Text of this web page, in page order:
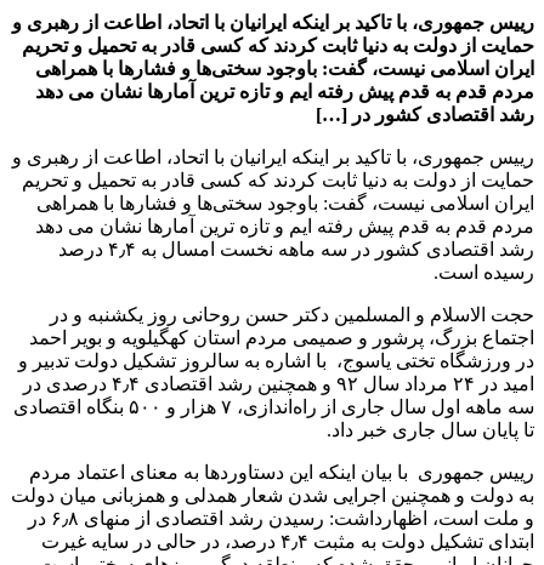
رییس جمهوری، با تاکید بر اینکه ایرانیان با اتحاد، اطاعت از رهبری و
حمایت از دولت به دنیا ثابت کردند که کسی قادر به تحمیل و تحریم
ایران اسلامی نیست، گفت: باوجود سختی‌ها و فشارها با همراهی
مردم قدم به قدم پیش رفته ایم و تازه ترین آمارها نشان می دهد
رشد اقتصادی کشور در […]
رییس جمهوری، با تاکید بر اینکه ایرانیان با اتحاد، اطاعت از رهبری و
حمایت از دولت به دنیا ثابت کردند که کسی قادر به تحمیل و تحریم
ایران اسلامی نیست، گفت: باوجود سختی‌ها و فشارها با همراهی
مردم قدم به قدم پیش رفته ایم و تازه ترین آمارها نشان می دهد
رشد اقتصادی کشور در سه ماهه نخست امسال به ۴٫۴ درصد
رسیده است.
حجت الاسلام و المسلمین دکتر حسن روحانی روز یکشنبه و در
اجتماع بزرگ، پرشور و صمیمی مردم استان کهگیلویه و بویر احمد
در ورزشگاه تختی یاسوج، با اشاره به سالروز تشکیل دولت تدبیر و
امید در ۲۴ مرداد سال ۹۲ و همچنین رشد اقتصادی ۴٫۴ درصدی در
سه ماهه اول سال جاری از راه‌اندازی، ۷ هزار و ۵۰۰ بنگاه اقتصادی
تا پایان سال جاری خبر داد.
رییس جمهوری با بیان اینکه این دستاوردها به معنای اعتماد مردم
به دولت و همچنین اجرایی شدن شعار همدلی و همزبانی میان دولت
و ملت است، اظهارداشت: رسیدن رشد اقتصادی از منهای ۶٫۸ در
ابتدای تشکیل دولت به مثبت ۴٫۴ درصد، در حالی در سایه غیرت